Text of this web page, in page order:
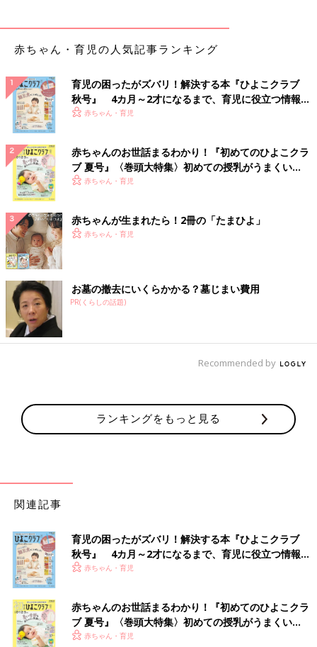
赤ちゃん・育児の人気記事ランキング
育児の困ったがズバリ！解決する本『ひよこクラブ
秋号』 4カ月～2才になるまで、育児に役立つ情報が
いっぱい！
赤ちゃん・育児
赤ちゃんのお世話まるわかり！『初めてのひよこクラ
ブ 夏号』〈巻頭大特集〉初めての授乳がうまくい
く！ おっぱい・ミルクの基本と夏のトラブル 解決テ
赤ちゃん・育児
赤ちゃんが生まれたら！2冊の「たまひよ」
赤ちゃん・育児
お墓の撤去にいくらかかる？墓じまい費用
PR(くらしの話題)
Recommended by
ランキングをもっと見る
関連記事
育児の困ったがズバリ！解決する本『ひよこクラブ
秋号』 4カ月～2才になるまで、育児に役立つ情報が
いっぱい！
赤ちゃん・育児
赤ちゃんのお世話まるわかり！『初めてのひよこクラ
ブ 夏号』〈巻頭大特集〉初めての授乳がうまくい
く！ おっぱい・ミルクの基本と夏のトラブル 解決テ
赤ちゃん・育児